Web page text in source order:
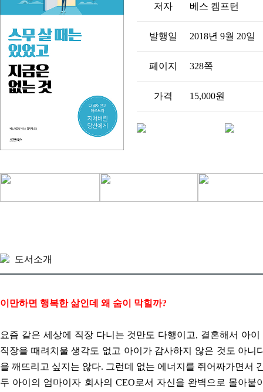
저자 베스 켐프턴
발행일 2018년 9월 20일
페이지 328쪽
가격 15,000원
도서소개
이만하면 행복한 삶인데 왜 숨이 막힐까?
요즘 같은 세상에 직장 다니는 것만도 다행이고, 결혼해서 아
직장을 때려치울 생각도 없고 아이가 감사하지 않은 것도 아
을 깨뜨리고 싶지는 않다. 그런데 없는 에너지를 쥐어짜가면서
두 아이의 엄마이자 회사의 CEO로서 자신을 완벽으로 몰아